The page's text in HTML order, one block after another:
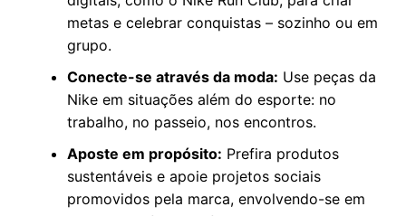
metas e celebrar conquistas – sozinho ou em
grupo.
Conecte-se através da moda: Use peças da
Nike em situações além do esporte: no
trabalho, no passeio, nos encontros.
Aposte em propósito: Prefira produtos
sustentáveis e apoie projetos sociais
promovidos pela marca, envolvendo-se em